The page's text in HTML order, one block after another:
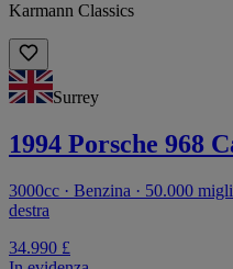
Karmann Classics
Surrey
1994 Porsche 968
3000cc · Benzina · 50.000
destra
34.990 £